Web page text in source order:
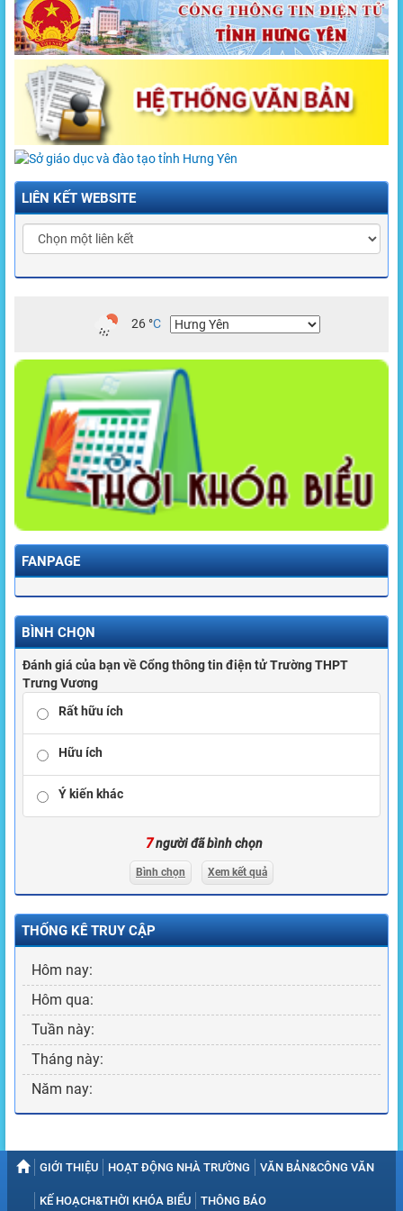
LIÊN KẾT WEBSITE
26°C
FANPAGE
BÌNH CHỌN
Đánh giá của bạn về Cổng thông tin điện tử Trường THPT
Trưng Vương
Rất hữu ích
Hữu ích
Ý kiến khác
7người đã bình chọn
Bình chọn Xem kết quả
THỐNG KÊ TRUY CẬP
Hôm nay:
Hôm qua:
Tuần này:
Tháng này:
Năm nay:
GIỚI THIỆU HOẠT ĐỘNG NHÀ TRƯỜNG VĂN BẢN&CÔNG VĂN
KẾ HOẠCH&THỜI KHÓA BIỂU THÔNG BÁO